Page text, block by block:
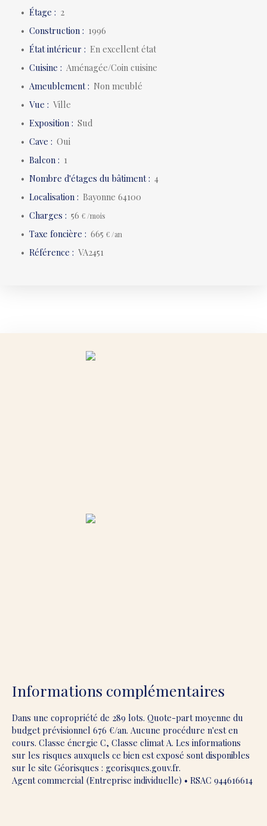
Étage : 2
Construction : 1996
État intérieur : En excellent état
Cuisine : Aménagée/Coin cuisine
Ameublement: Non meublé
Vue : Ville
Exposition : Sud
Cave : Oui
Balcon : 1
Nombre d'étages du bâtiment: 4
Localisation : Bayonne 64100
Charges : 56€ /mois
Taxe foncière : 665€ /an
Référence : VA2451
Informations complémentaires
Dans une copropriété de 289 lots. Quote-part moyenne du
budget prévisionnel 676 €/an. Aucune procédure n'est en
cours. Classe énergie C, Classe climat A. Les informations
sur les risques auxquels ce bien est exposé sont disponibles
sur le site Géorisques : georisques.gouv.fr.
Agent commercial (Entreprise individuelle) • RSAC 944616614